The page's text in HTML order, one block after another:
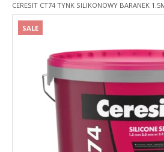
CERESIT CT74 TYNK SILIKONOWY BARANEK
SALE